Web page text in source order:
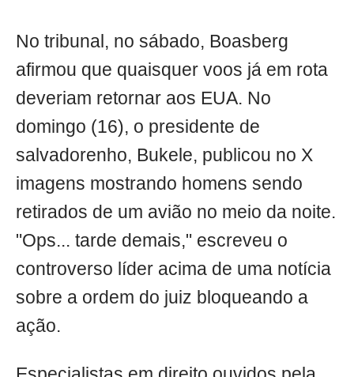
No tribunal, no sábado, Boasberg
afirmou que quaisquer voos já em rota
deveriam retornar aos EUA. No
domingo (16), o presidente de
salvadorenho, Bukele, publicou no X
imagens mostrando homens sendo
retirados de um avião no meio da noite.
"Ops... tarde demais," escreveu o
controverso líder acima de uma notícia
sobre a ordem do juiz bloqueando a
ação.